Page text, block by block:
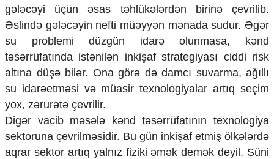
gələcəyi üçün əsas təhlükələrdən birinə çevrilib.
Əslində gələcəyin nefti müəyyən mənada sudur. Əgər
su problemi düzgün idarə olunmasa, kənd
təsərrüfatında istənilən inkişaf strategiyası ciddi risk
altına düşə bilər. Ona görə də damcı suvarma, ağıllı
su idarəetməsi və müasir texnologiyalar artıq seçim
yox, zərurətə çevrilir.
Digər vacib məsələ kənd təsərrüfatının texnologiya
sektoruna çevrilməsidir. Bu gün inkişaf etmiş ölkələrdə
aqrar sektor artıq yalnız fiziki əmək demək deyil. Süni